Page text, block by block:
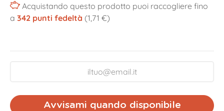
Acquistando questo prodotto puoi raccogliere fino
a 342 punti fedeltà (1,71 €)
Avvisami quando disponibile